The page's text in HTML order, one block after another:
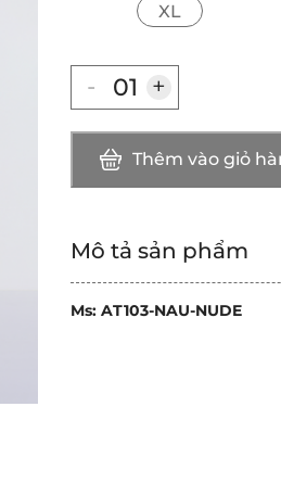
XL
- +
Thêm vào giỏ
Mô tả sản phẩm
Ms: AT103-NAU-NUDE